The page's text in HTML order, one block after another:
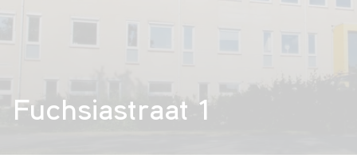
ons
Fuchsiastraat 1